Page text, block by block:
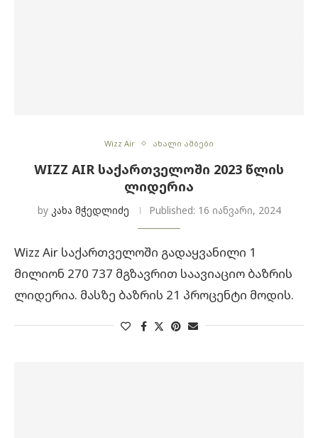
Wizz Air ახალი ამბები
WIZZ AIR ᲡᲐᲥᲐᲠᲗᲕᲔᲚᲝᲨᲘ 2023 ᲬᲚᲘᲡ
ᲚᲘᲓᲔᲠᲘᲐ
by კახა მჭედლიძე Published: 16 იანვარი, 2024
Wizz Air საქართველოში გადაყვანილი 1
მილიონ 270 737 მგზავრით საავიაციო ბაზრის
ლიდერია. მასზე ბაზრის 21 პროცენტი მოდის.